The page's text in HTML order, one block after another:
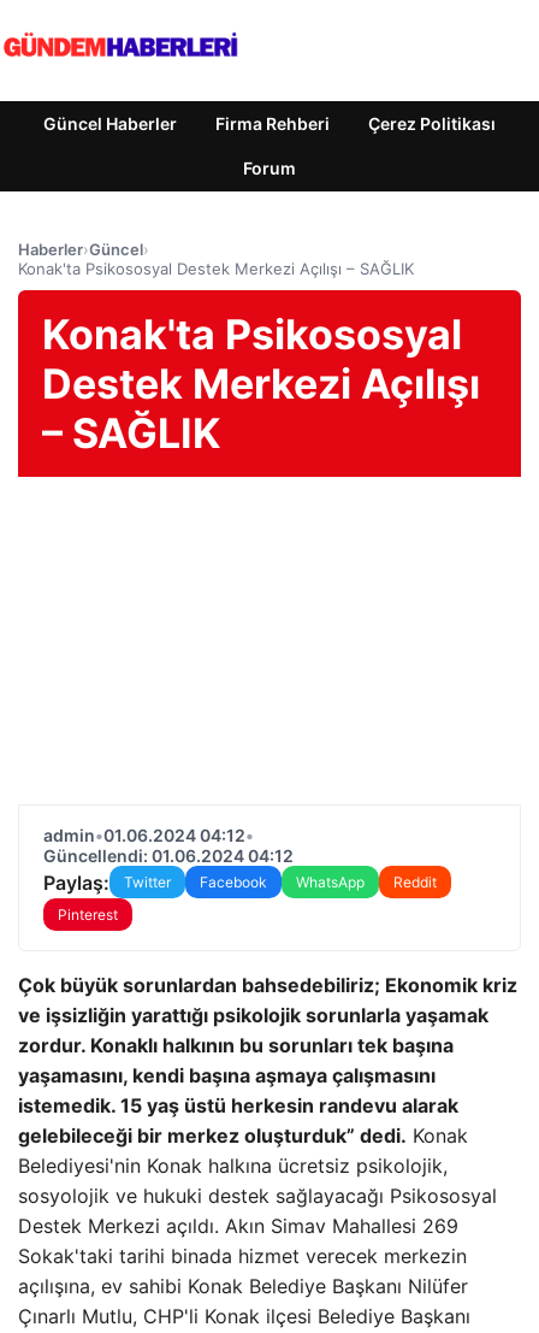
Güncel Haberler Firma Rehberi Çerez Politikası
Forum
Haberler›Güncel›
Konak'ta Psikososyal Destek Merkezi Açılışı – SAĞLIK
Konak'ta Psikososyal
Destek Merkezi Açılışı
– SAĞLIK
admin•01.06.2024 04:12•
Güncellendi: 01.06.2024 04:12
Paylaş: Twitter Facebook WhatsApp
Reddit
Pinterest
Çok büyük sorunlardan bahsedebiliriz; Ekonomik kriz
ve işsizliğin yarattığı psikolojik sorunlarla yaşamak
zordur. Konaklı halkının bu sorunları tek başına
yaşamasını, kendi başına aşmaya çalışmasını
istemedik. 15 yaş üstü herkesin randevu alarak
gelebileceği bir merkez oluşturduk” dedi. Konak
Belediyesi'nin Konak halkına ücretsiz psikolojik,
sosyolojik ve hukuki destek sağlayacağı Psikososyal
Destek Merkezi açıldı. Akın Simav Mahallesi 269
Sokak'taki tarihi binada hizmet verecek merkezin
açılışına, ev sahibi Konak Belediye Başkanı Nilüfer
Çınarlı Mutlu, CHP'li Konak ilçesi Belediye Başkanı